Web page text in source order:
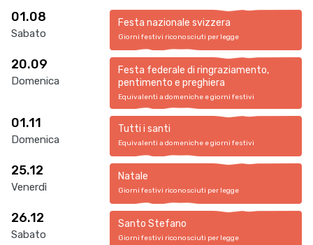
01.08
Sabato
Festa nazionale svizzera
Giorni festivi riconosciuti per legge
20.09
Domenica
Festa federale di ringraziamento,
pentimento e preghiera
Equivalenti a domeniche e giorni festivi
01.11
Domenica
Tutti i santi
Equivalenti a domeniche e giorni festivi
25.12
Venerdì
Natale
Giorni festivi riconosciuti per legge
26.12
Sabato
Santo Stefano
Giorni festivi riconosciuti per legge